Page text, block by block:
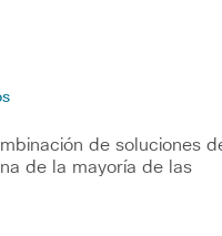
de soluciones
de la mayoría de las